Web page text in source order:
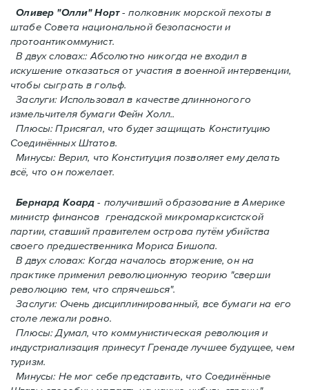
Оливер "Олли" Норт- полковник морской пехоты в
штабе Совета национальной безопасности и
протоантикоммунист.
В двух словах:: Абсолютно никогда не входил в
искушение отказаться от участия в военной интервенции,
чтобы сыграть в гольф.
Заслуги: Использовал в качестве длинноногого
измельчителя бумаги Фейн Холл..
Плюсы: Присягал, что будет защищать Конституцию
Соединённых Штатов.
Минусы: Верил, что Конституция позволяет ему делать
всё, что он пожелает.
Бернард Коард- получивший образование в Америке
министр финансов гренадской микромарксистской
партии, ставший правителем острова путём убийства
своего предшественника Мориса Бишопа.
В двух словах: Когда началось вторжение, oн на
практике применил революционную теорию "сверши
революцию тем, что спрячешься".
Заслуги: Очень дисциплинированный, все бумаги на его
столе лежали ровно.
Плюсы: Думал, что коммунистическая революция и
индустриализация принесут Гренадe лучшее будущее, чем
туризм.
Минусы: Не мог себе представить, что Соединённые